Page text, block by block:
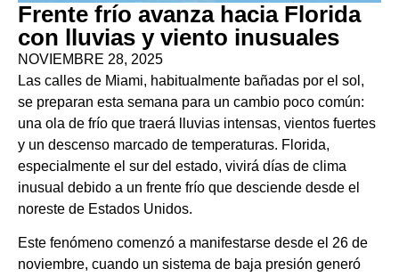
Frente frío avanza hacia Florida
con lluvias y viento inusuales
NOVIEMBRE 28, 2025
Las calles de Miami, habitualmente bañadas por el sol,
se preparan esta semana para un cambio poco común:
una ola de frío que traerá lluvias intensas, vientos fuertes
y un descenso marcado de temperaturas. Florida,
especialmente el sur del estado, vivirá días de clima
inusual debido a un frente frío que desciende desde el
noreste de Estados Unidos.
Este fenómeno comenzó a manifestarse desde el 26 de
noviembre, cuando un sistema de baja presión generó